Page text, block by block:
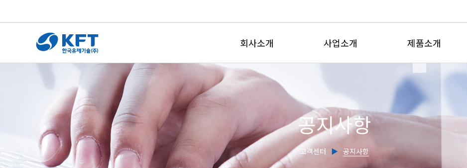
회사소개
인사말
인증현황
주요실적
찾아오시는길
사업소개
계측제어사업부
유량교정센터
제품소개
전자유량계
삽입형유량계
초음파유량계
초음파수위계
공지사항
고객센터 ▶ 공지사항